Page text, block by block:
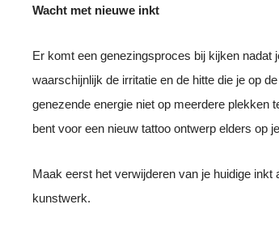
Wacht met nieuwe inkt
Er komt een genezingsproces bij kijken nadat
waarschijnlijk de irritatie en de hitte die je op
genezende energie niet op meerdere plekken
bent voor een nieuw tattoo ontwerp elders op
Maak eerst het verwijderen van je huidige
kunstwerk.